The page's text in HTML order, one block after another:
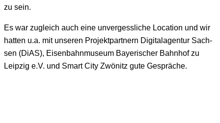
zu sein.
Es war zugle­ich auch eine unvergessliche Loca­tion und wir
hat­ten u.a. mit unseren Pro­jek­t­part­nern Dig­i­ta­la­gen­tur Sach­
sen (DiAS), Eisen­bah­n­mu­se­um Bay­erisch­er Bahn­hof zu
Leipzig e.V. und Smart City Zwönitz gute Gespräche.